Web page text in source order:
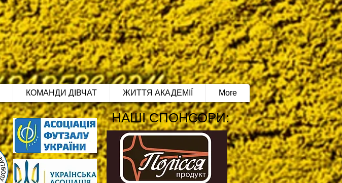
КОМАНДИ ДІВЧАТ ЖИТТЯ АКАДЕМІЇ More
НАШІ СПОНСОРИ: